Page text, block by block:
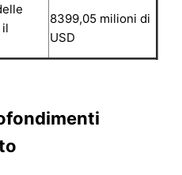
8399,05 milioni di
USD